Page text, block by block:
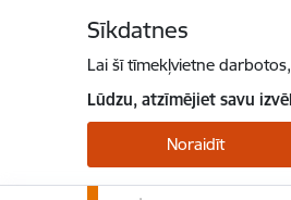
Sīkdatnes
Lai šī tīmekļvietne
Lūdzu, atzīmējiet savu
Noraidīt